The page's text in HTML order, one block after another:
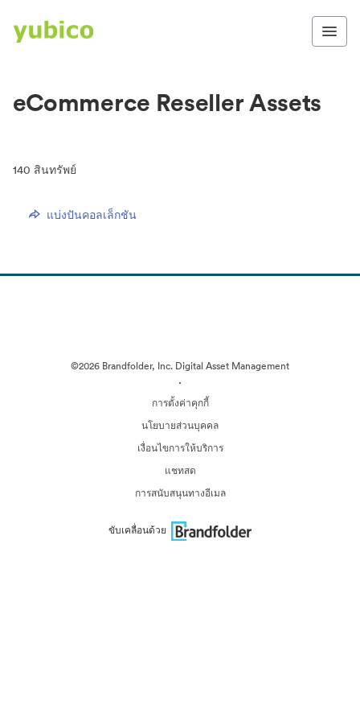
eCommerce Reseller Assets
140 สินทรัพย์
แบ่งปันคอลเล็กชัน
©2026 Brandfolder, Inc. Digital Asset Management
·
การตั้งค่าคุกกี้
นโยบายส่วนบุคคล
เงื่อนไขการให้บริการ
แชทสด
การสนับสนุนทางอีเมล
ขับเคลื่อนด้วย